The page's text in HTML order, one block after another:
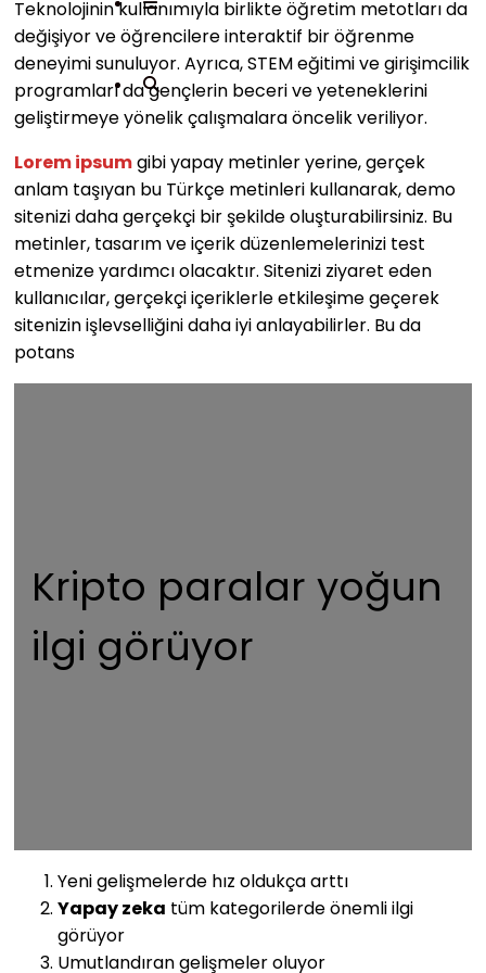
Teknolojinin kullanımıyla birlikte öğretim metotları da
değişiyor ve öğrencilere interaktif bir öğrenme
deneyimi sunuluyor. Ayrıca, STEM eğitimi ve girişimcilik
programları da gençlerin beceri ve yeteneklerini
geliştirmeye yönelik çalışmalara öncelik veriliyor.
Lorem ipsumgibi yapay metinler yerine, gerçek
anlam taşıyan bu Türkçe metinleri kullanarak, demo
sitenizi daha gerçekçi bir şekilde oluşturabilirsiniz. Bu
metinler, tasarım ve içerik düzenlemelerinizi test
etmenize yardımcı olacaktır. Sitenizi ziyaret eden
kullanıcılar, gerçekçi içeriklerle etkileşime geçerek
sitenizin işlevselliğini daha iyi anlayabilirler. Bu da
potans
Kripto paralar yoğun
ilgi görüyor
Yeni gelişmelerde hız oldukça arttı
Yapay zeka tüm kategorilerde önemli ilgi
görüyor
Umutlandıran gelişmeler oluyor